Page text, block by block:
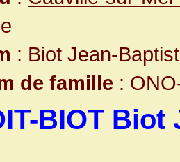
: Biot Jean-
de famille :
BIOT